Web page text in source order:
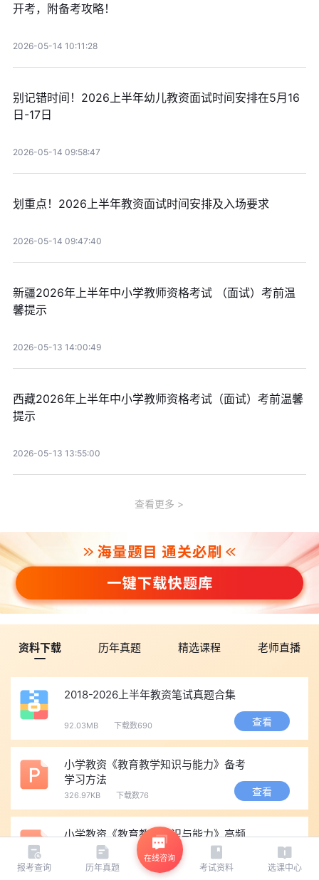
开考，附备考攻略！
2026-05-14 10:11:28
别记错时间！2026上半年幼儿教资面试时间安排在5月16
日-17日
2026-05-14 09:58:47
划重点！2026上半年教资面试时间安排及入场要求
2026-05-14 09:47:40
新疆2026年上半年中小学教师资格考试 （面试）考前温
馨提示
2026-05-13 14:00:49
西藏2026年上半年中小学教师资格考试（面试）考前温馨
提示
2026-05-13 13:55:00
查看更多
资料下载 历年真题 精选课程 老师直播
2018-2026上半年教资笔试真题合集
92.03MB 下载数690 查看
小学教资《教育教学知识与能力》备考
学习方法
326.97KB 下载数76 查看
小学教资《教育教学知识与能力》高频
考点小册子
841.42KB 下载数101 查看
报考查询 历年真题
在线咨询
考试资料 选课中心